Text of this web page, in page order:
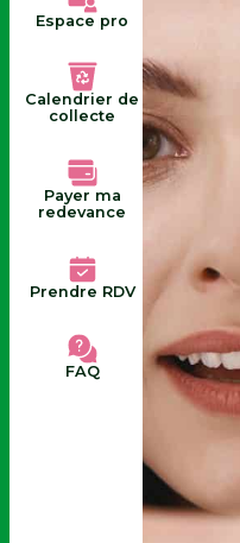
Espace pro
Calendrier de
collecte
Payer ma
redevance
Prendre RDV
FAQ